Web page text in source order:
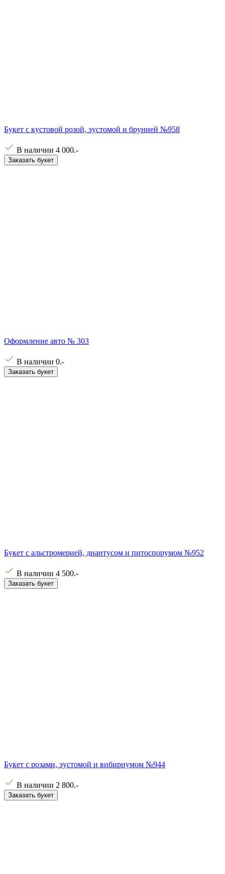
Букет с кустовой розой, эустомой и брунией №958
В наличии 4 000.-
Заказать букет
Оформление авто № 303
В наличии 0.-
Заказать букет
Букет с альстромерией, диантусом и питоспорумом №952
В наличии 4 500.-
Заказать букет
Букет с розами, эустомой и вибирнумом №944
В наличии 2 800.-
Заказать букет